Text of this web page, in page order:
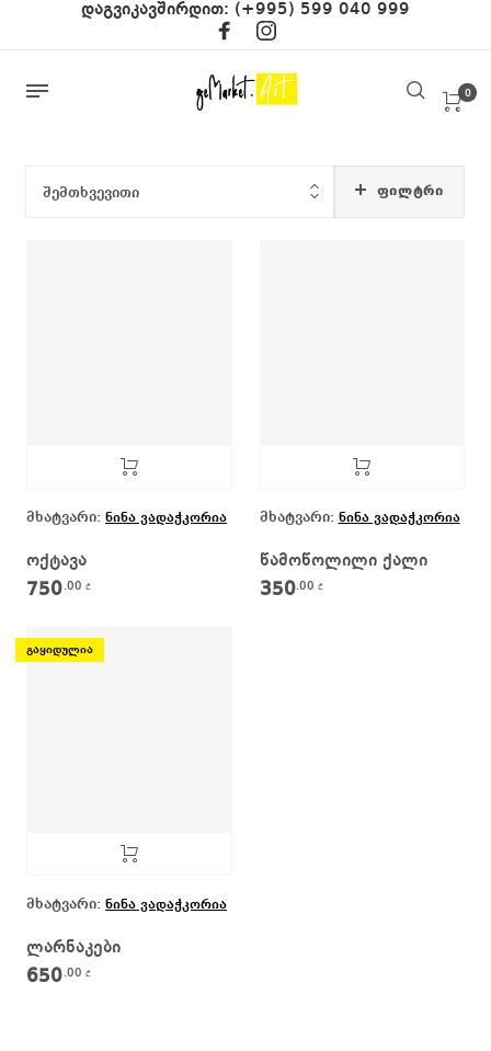
დაგვიკავშირდით: (+995) 599 040 999
0
შემთხვევითი ᲤᲘᲚᲢᲠᲘ
მხატვარი: ნინა ვადაჭკორია
ოქტავა
750.00 ₾
მხატვარი: ნინა ვადაჭკორია
წამოწოლილი ქალი
350.00₾
გაყიდულია
მხატვარი: ნინა ვადაჭკორია
ლარნაკები
650.00 ₾